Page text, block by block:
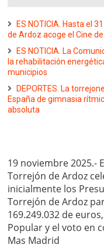
ES NOTICIA. Hasta el
de Ardoz acoge el Cine
ES NOTICIA. La
la rehabilitación
municipios
DEPORTES. La
España de gimnasia
absoluta
19 noviembre 2025.-
Torrejón de Ardoz
inicialmente los
Torrejón de Ardoz
169.249.032 de
Popular y el voto en
Mas Madrid